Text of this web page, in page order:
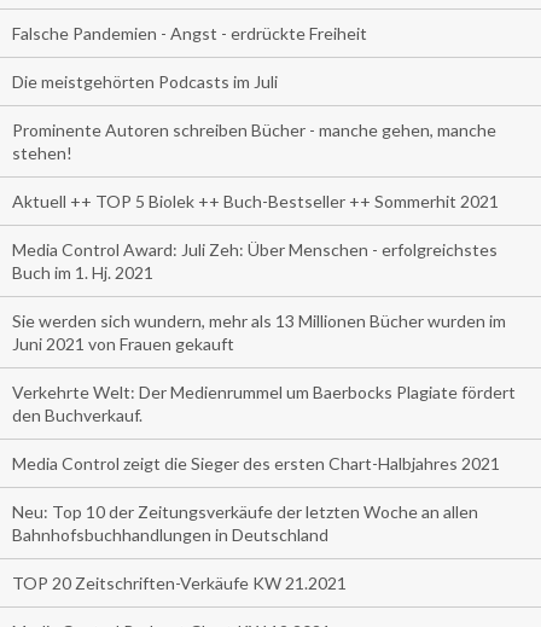
Falsche Pandemien - Angst - erdrückte Freiheit
Die meistgehörten Podcasts im Juli
Prominente Autoren schreiben Bücher - manche gehen, manche
stehen!
Aktuell ++ TOP 5 Biolek ++ Buch-Bestseller ++ Sommerhit 2021
Media Control Award: Juli Zeh: Über Menschen - erfolgreichstes
Buch im 1. Hj. 2021
Sie werden sich wundern, mehr als 13 Millionen Bücher wurden im
Juni 2021 von Frauen gekauft
Verkehrte Welt: Der Medienrummel um Baerbocks Plagiate fördert
den Buchverkauf.
Media Control zeigt die Sieger des ersten Chart-Halbjahres 2021
Neu: Top 10 der Zeitungsverkäufe der letzten Woche an allen
Bahnhofsbuchhandlungen in Deutschland
TOP 20 Zeitschriften-Verkäufe KW 21.2021